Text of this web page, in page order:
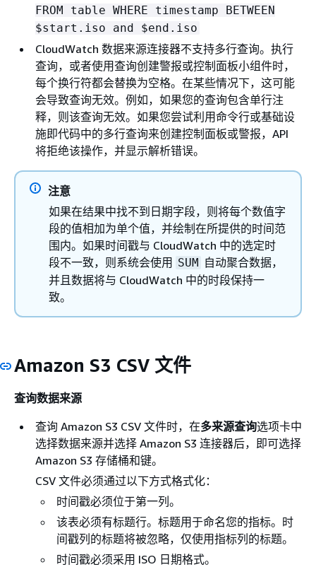
FROM table WHERE timestamp BETWEEN
$start.iso and $end.iso
CloudWatch 数据来源连接器不支持多行查询。执行
查询，或者使用查询创建警报或控制面板小组件时，
每个换行符都会替换为空格。在某些情况下，这可能
会导致查询无效。例如，如果您的查询包含单行注
释，则该查询无效。如果您尝试利用命令行或基础设
施即代码中的多行查询来创建控制面板或警报，API
将拒绝该操作，并显示解析错误。
注意
如果在结果中找不到日期字段，则将每个数值字
段的值相加为单个值，并绘制在所提供的时间范
围内。如果时间戳与 CloudWatch 中的选定时
段不一致，则系统会使用 SUM 自动聚合数据，
并且数据将与 CloudWatch 中的时段保持一
致。
Amazon S3 CSV 文件
查询数据来源
查询 Amazon S3 CSV 文件时，在多来源查询选项卡中
选择数据来源并选择 Amazon S3 连接器后，即可选择
Amazon S3 存储桶和键。
CSV 文件必须通过以下方式格式化：
时间戳必须位于第一列。
该表必须有标题行。标题用于命名您的指标。时
间戳列的标题将被忽略，仅使用指标列的标题。
时间戳必须采用 ISO 日期格式。